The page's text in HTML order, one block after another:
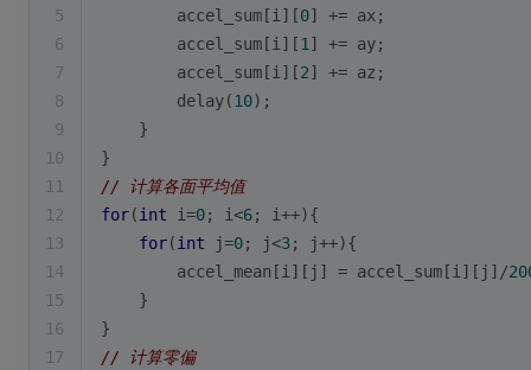
5
        accel_sum[i][
0] += ax;
6
        accel_sum[i][
1 ] += ay;
7
        accel_sum[i][
2] += az;
8
        delay(
10);
9
    }
10
}
11
// 计算各面平均值
12
for(int i=0; i<6; i++){
13
for(int j=0; j<3; j++){
14
        accel_mean[i][j] = accel_sum[i][j]/
15
    }
16
}
17
// 计算零偏